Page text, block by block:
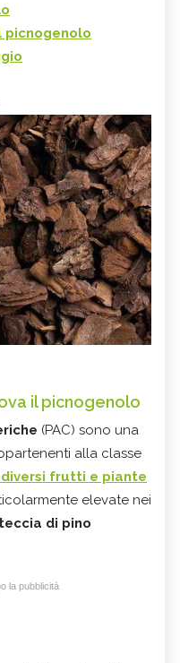
picnogenolo
il picnogenolo
(PAC) sono una
alla classe
frutti e piante
elevate nei
di pino
la pubblicità